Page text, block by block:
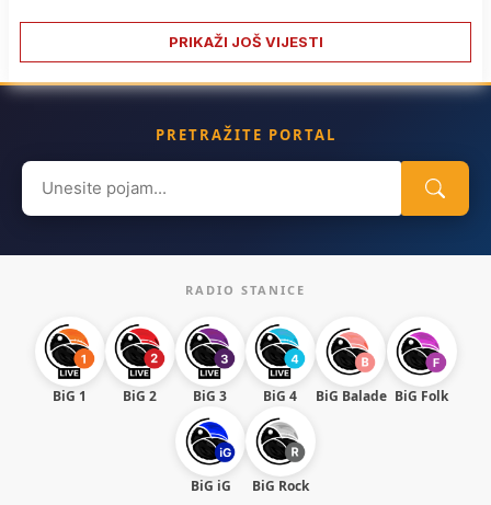
PRIKAŽI JOŠ VIJESTI
PRETRAŽITE PORTAL
Search
for:
RADIO STANICE
BiG 1 BiG 2 BiG 3 BiG 4 BiG Balade BiG Folk
BiG iG BiG Rock